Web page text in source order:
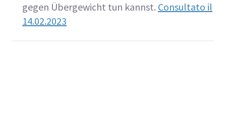
gegen Übergewicht tun kannst. Consultato il
14.02.2023